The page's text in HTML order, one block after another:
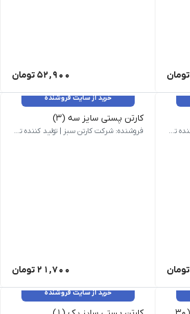
تومان 52,900 تومان
فروشنده: شرکت کارتن سبز | تولید کننده تخصصی کارتن و جعبه
تومان
خرید از سایت فروشنده
کارتن پستی سایز سه (۳)
وزن 131 گرم | ابعاد بیرونی 200 × 200 × 150 میلی‌متر | نام کالا کارتن پستی سایز سه (3) | مدل فنی B01 | روش ساخت بسته بندی | تعداد لایه سه لایه | نوع فلوت C | رنگ رویه قهوه ای
فروشنده: شرکت کارتن سبز | تولید کننده تخصصی کارتن و جعبه
21,700 تومان
خرید از سایت فروشنده